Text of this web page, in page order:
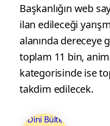
Başkanlığın web
ilan edileceği
alanında dereceye
toplam 11 bin,
kategorisinde ise
takdim edilecek.